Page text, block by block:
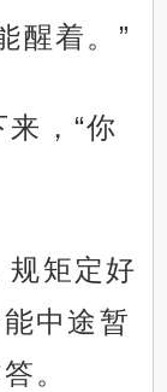
醒着。”
，“你
规矩定好
中途暂
。